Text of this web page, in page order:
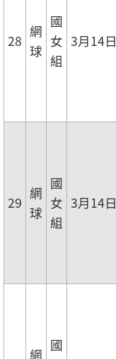
28
網
球
國
女
組
3月14日
29
網
球
國
女
組
3月14日
網
國